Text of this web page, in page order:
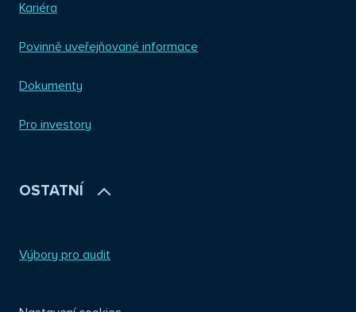
Kariéra
Povinně uveřejňované informace
Dokumenty
Pro investory
OSTATNÍ
Výbory pro audit